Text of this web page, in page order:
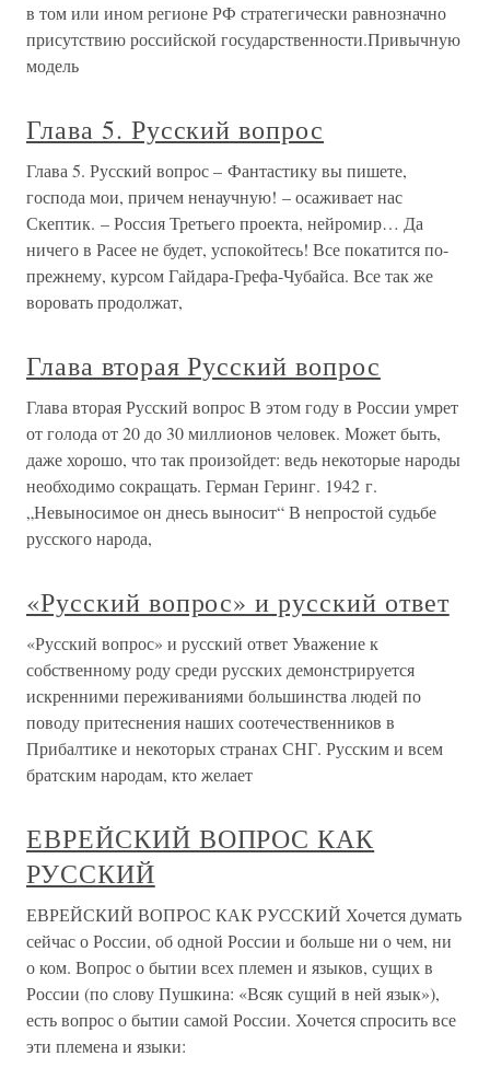
в том или ином регионе РФ стратегически равнозначно
присутствию российской государственности.Привычную
модель
Глава 5. Русский вопрос
Глава 5. Русский вопрос – Фантастику вы пишете,
господа мои, причем ненаучную! – осаживает нас
Скептик. – Россия Третьего проекта, нейромир… Да
ничего в Расее не будет, успокойтесь! Все покатится по-
прежнему, курсом Гайдара-Грефа-Чубайса. Все так же
воровать продолжат,
Глава вторая Русский вопрос
Глава вторая Русский вопрос В этом году в России умрет
от голода от 20 до 30 миллионов человек. Может быть,
даже хорошо, что так произойдет: ведь некоторые народы
необходимо сокращать. Герман Геринг. 1942 г.
„Невыносимое он днесь выносит“ В непростой судьбе
русского народа,
«Русский вопрос» и русский ответ
«Русский вопрос» и русский ответ Уважение к
собственному роду среди русских демонстрируется
искренними переживаниями большинства людей по
поводу притеснения наших соотечественников в
Прибалтике и некоторых странах СНГ. Русским и всем
братским народам, кто желает
ЕВРЕЙСКИЙ ВОПРОС КАК
РУССКИЙ
ЕВРЕЙСКИЙ ВОПРОС КАК РУССКИЙ Хочется думать
сейчас о России, об одной России и больше ни о чем, ни
о ком. Вопрос о бытии всех племен и языков, сущих в
России (по слову Пушкина: «Всяк сущий в ней язык»),
есть вопрос о бытии самой России. Хочется спросить все
эти племена и языки: